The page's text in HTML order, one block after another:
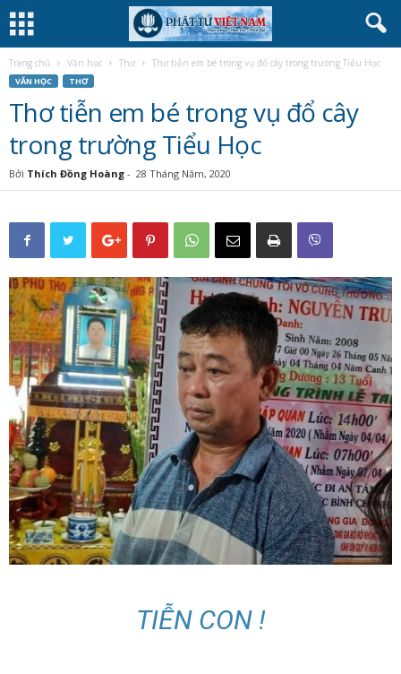
Trang chủ Văn học Thơ Thơ tiễn em bé trong vụ đổ cây trong trường Tiểu Học
VĂN HỌC THƠ
Thơ tiễn em bé trong vụ đổ cây
trong trường Tiểu Học
Bởi Thích Đồng Hoàng - 28 Tháng Năm, 2020
TIỄN CON !